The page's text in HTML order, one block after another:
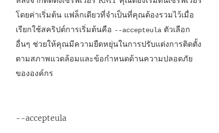
โดยค่าเริ่มต้น แฟล็กเดียวที่จำเป็นที่คุณต้องรวมไว้เมื่อ
เรียกใช้สคริปต์การเริ่มต้นคือ --accepteula ตัวเลือก
อื่นๆ ช่วยให้คุณมีความยืดหยุ่นในการปรับแต่งการติดตั้ง
ตามสภาพแวดล้อมและข้อกำหนดด้านความปลอดภัย
ขององค์กร
--accepteula